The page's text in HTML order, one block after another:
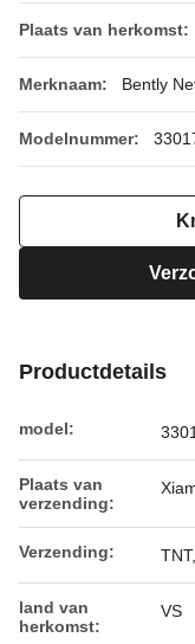
Plaats van herkomst:
Merknaam: Bently
Modelnummer:
Productdetails
model:
Plaats van
verzending:
Verzending:
land van
herkomst:
VS